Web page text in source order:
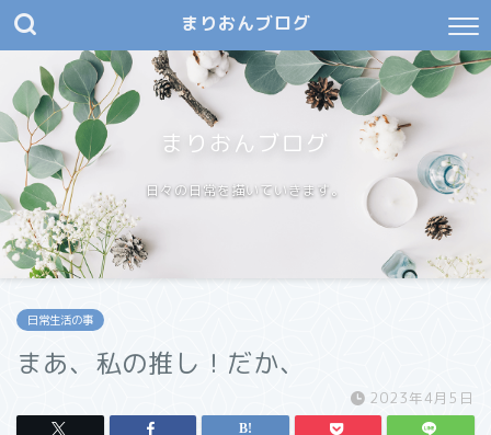
まりおんブログ
まりおんブログ
日々の日常を描いていきます。
日常生活の事
まあ、私の推し！だか、
2023年4月5日